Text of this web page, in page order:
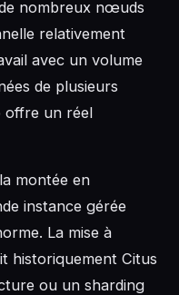
nombreux nœuds
relativement
avec un volume
de plusieurs
offre un réel
montée en
instance gérée
La mise à
historiquement Citus
ou un sharding